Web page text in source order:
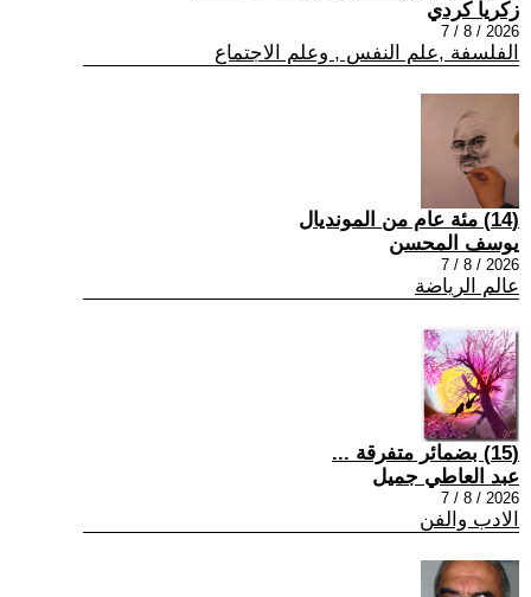
زكريا كردي
2026 / 8 / 7
الفلسفة ,علم النفس , وعلم الاجتماع
(14) مئة عام من المونديال
يوسف المحسن
2026 / 8 / 7
عالم الرياضة
(15) بضمائر متفرقة ...
عبد العاطي جميل
2026 / 8 / 7
الادب والفن